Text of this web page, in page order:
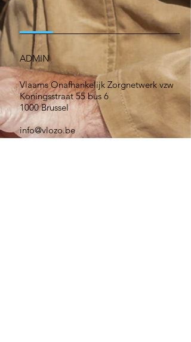
ADMIN
Vlaams Onafhankelijk Zorgnetwerk vzw
Koningsstraat 55 bus 6
1000 Brussel
info@vlozo.be